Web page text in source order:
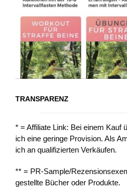
TRANSPARENZ
* = Affiliate Link: Bei einem Kauf
ich eine geringe Provision. Als
ich an qualifizierten Verkäufen.
** = PR-Sample/
gestellte Bücher oder Produkte.